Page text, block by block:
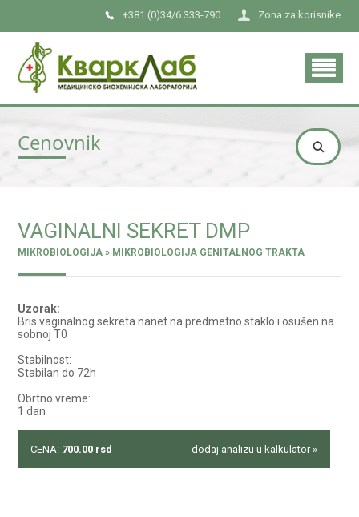
Zona za korisnike
+381 (0)34/6 333-790
Cenovnik
VAGINALNI SEKRET DMP
MIKROBIOLOGIJA » MIKROBIOLOGIJA GENITALNOG TRAKTA
Uzorak:
Bris vaginalnog sekreta nanet na predmetno staklo i osušen na
sobnoj T0
Stabilnost:
Stabilan do 72h
Obrtno vreme:
1 dan
CENA: 700.00 rsd dodaj analizu u kalkulator »